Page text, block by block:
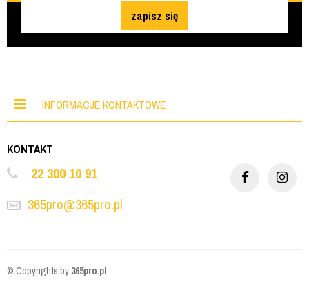
zapisz się
INFORMACJE KONTAKTOWE
KONTAKT
22 300 10 91
365pro@365pro.pl
© Copyrights by 365pro.pl